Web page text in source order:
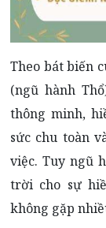
Theo bát biến
(ngũ hành
thông minh,
sức chu toàn
việc. Tuy ngũ
trời cho sự
không gặp